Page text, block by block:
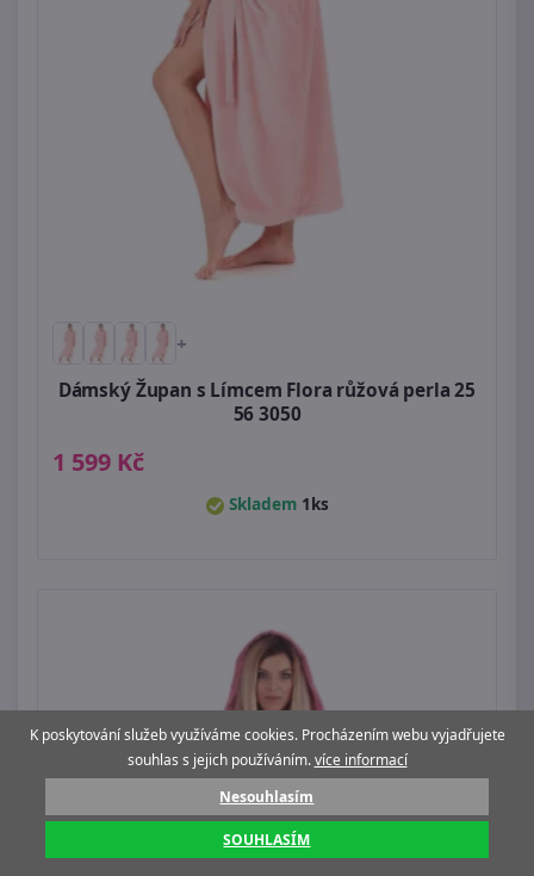
+
Dámský Župan s Límcem Flora růžová perla 25
56 3050
1 599 Kč
Skladem 1ks
K poskytování služeb využíváme cookies. Procházením webu vyjadřujete
souhlas s jejich používáním.více informací
Nesouhlasím
SOUHLASÍM